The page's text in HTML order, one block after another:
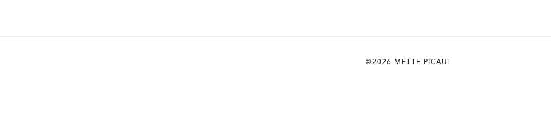
©2026 METTE PICAUT